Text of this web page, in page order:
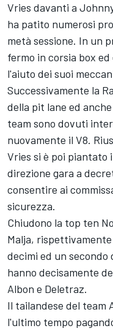
Vries davanti a
ha patito numerosi
metà sessione. In un
fermo in corsia box
l'aiuto dei suoi
Successivamente la
della pit lane ed
team sono dovuti
nuovamente il V8.
Vries si è poi piantato
direzione gara a
consentire ai
sicurezza.
Chiudono la top ten
Malja,
decimi ed un
hanno decisamente
Albon e Deletraz.
Il tailandese del team
l'ultimo tempo